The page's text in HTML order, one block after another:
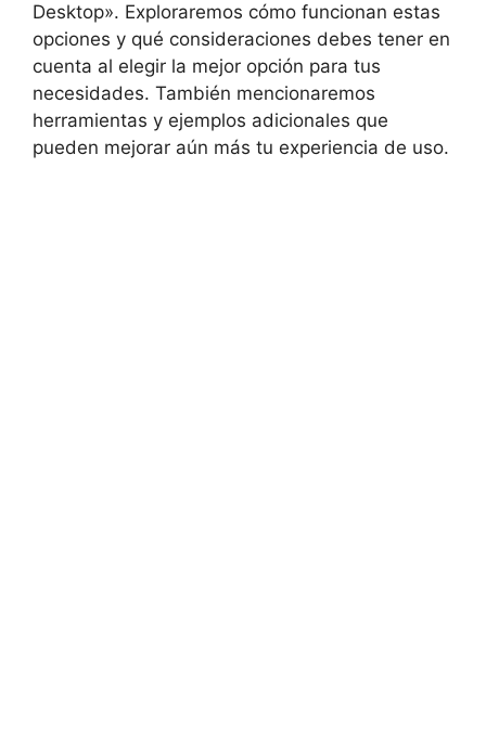
Desktop». Exploraremos cómo funcionan estas
opciones y qué consideraciones debes tener en
cuenta al elegir la mejor opción para tus
necesidades. También mencionaremos
herramientas y ejemplos adicionales que
pueden mejorar aún más tu experiencia de uso.